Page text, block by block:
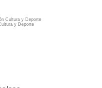
Cultura y Deporte
y Deporte